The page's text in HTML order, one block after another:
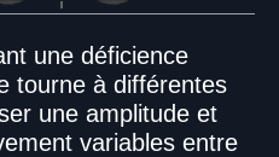
une déficience
tourne à différentes
une amplitude et
variables entre